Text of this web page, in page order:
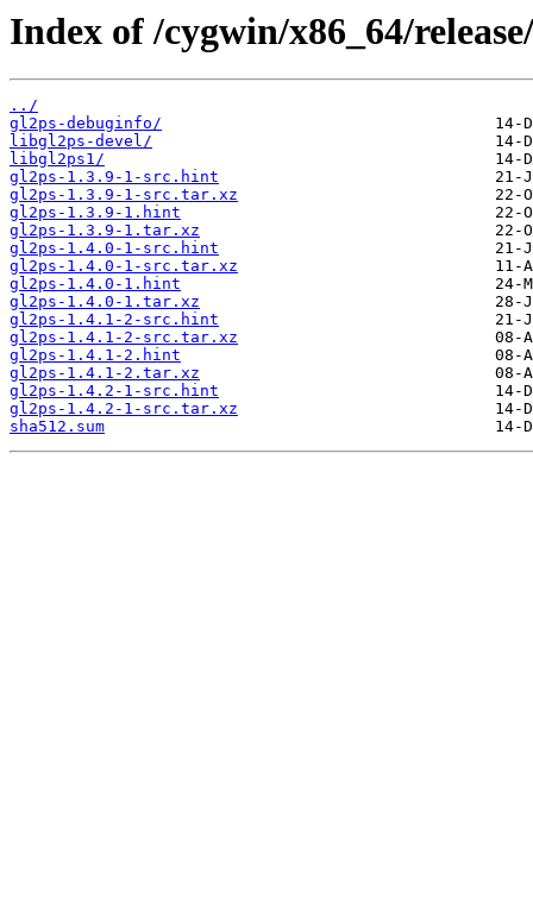
Index of /cygwin/x86_64/
../
gl2ps-debuginfo/
libgl2ps-devel/
libgl2ps1/
gl2ps-1.3.9-1-src.hint
gl2ps-1.3.9-1-src.tar.xz
gl2ps-1.3.9-1.hint
gl2ps-1.3.9-1.tar.xz
gl2ps-1.4.0-1-src.hint
gl2ps-1.4.0-1-src.tar.xz
gl2ps-1.4.0-1.hint
gl2ps-1.4.0-1.tar.xz
gl2ps-1.4.1-2-src.hint
gl2ps-1.4.1-2-src.tar.xz
gl2ps-1.4.1-2.hint
gl2ps-1.4.1-2.tar.xz
gl2ps-1.4.2-1-src.hint
gl2ps-1.4.2-1-src.tar.xz
sha512.sum